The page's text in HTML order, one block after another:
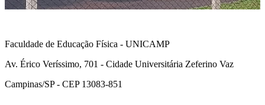
Faculdade de Educação Física - UNICAMP
Av. Érico Veríssimo, 701 - Cidade Universitária Zeferino Vaz
Campinas/SP - CEP 13083-851